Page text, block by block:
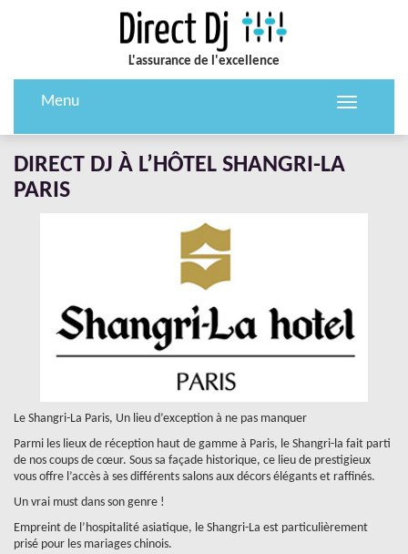
L'assurance de l'excellence
Toggle
Menu
DIRECT DJ À L’HÔTEL SHANGRI-LA
PARIS
Le Shangri-La Paris, Un lieu d’exception à ne pas manquer
Parmi les lieux de réception haut de gamme à Paris, le Shangri-la fait parti
de nos coups de cœur. Sous sa façade historique, ce lieu de prestigieux
vous offre l’accès à ses différents salons aux décors élégants et raffinés.
Un vrai must dans son genre !
Empreint de l’hospitalité asiatique, le Shangri-La est particulièrement
prisé pour les mariages chinois.